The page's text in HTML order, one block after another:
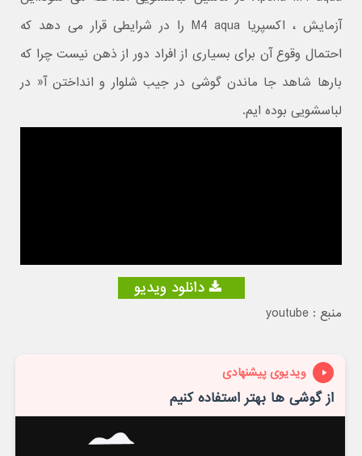
آزمایش ، اکسپریا M4 aqua را در شرایطی قرار می دهد که
احتمال وقوع آن برای بسیاری از افراد دور از ذهن نیست چرا که
بارها شاهد جا ماندن گوشی در جیب شلوار و انداختن آ« در
لباسشویی بوده ایم.
دانلود ویدیو
منبع : youtube
ویدیوی پیشنهادی
از گوشی ها بهتر استفاده کنیم